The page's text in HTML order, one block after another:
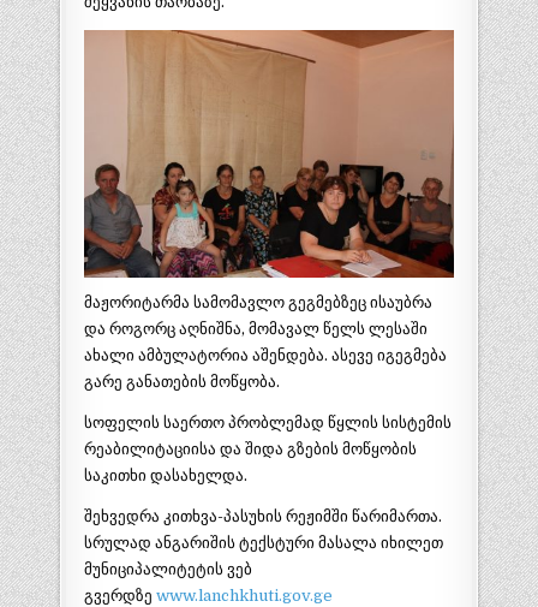
მაჟორიტარმა სამომავლო გეგმებზეც ისაუბრა
და როგორც აღნიშნა, მომავალ წელს ლესაში
ახალი ამბულატორია აშენდება. ასევე იგეგმება
გარე განათების მოწყობა.
სოფელის საერთო პრობლემად წყლის სისტემის
რეაბილიტაციისა და შიდა გზების მოწყობის
საკითხი დასახელდა.
შეხვედრა კითხვა-პასუხის რეჟიმში წარიმართა.
სრულად ანგარიშის ტექსტური მასალა იხილეთ
მუნიციპალიტეტის ვებ
გვერდზე www.lanchkhuti.gov.ge